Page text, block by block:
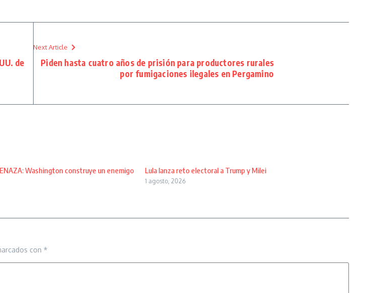
de
Next Article
Piden hasta cuatro años de prisión para productores rurales
por fumigaciones ilegales en Pergamino
Washington construye un enemigo
Lula lanza reto electoral a Trump y Milei
1 agosto, 2026
con *